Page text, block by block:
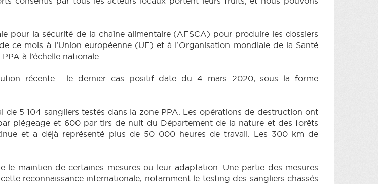
pour la sécurité de la chaîne alimentaire (AFSCA) pour produire les dossiers
ce mois à l’Union européenne (UE) et à l’Organisation mondiale de la Santé
à l’échelle nationale.
récente : le dernier cas positif date du 4 mars 2020, sous la forme
5 104 sangliers testés dans la zone PPA. Les opérations de destruction ont
piégeage et 600 par tirs de nuit du Département de la nature et des forêts
et a déjà représenté plus de 50 000 heures de travail. Les 300 km de
maintien de certaines mesures ou leur adaptation. Une partie des mesures
reconnaissance internationale, notamment le testing des sangliers chassés